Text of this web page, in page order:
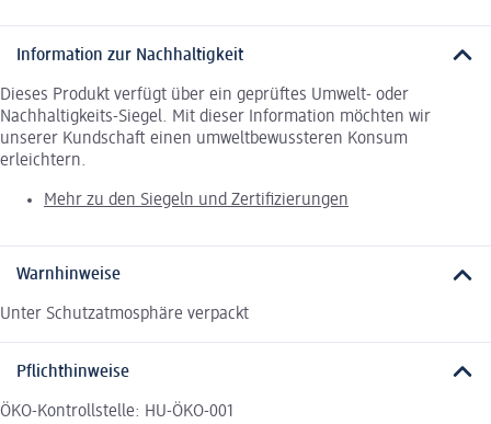
Information zur Nachhaltigkeit
Dieses Produkt verfügt über ein geprüftes Umwelt- oder
Nachhaltigkeits-Siegel. Mit dieser Information möchten wir
unserer Kundschaft einen umweltbewussteren Konsum
erleichtern.
Mehr zu den Siegeln und Zertifizierungen
Warnhinweise
Unter Schutzatmosphäre verpackt
Pflichthinweise
ÖKO-Kontrollstelle: HU-ÖKO-001